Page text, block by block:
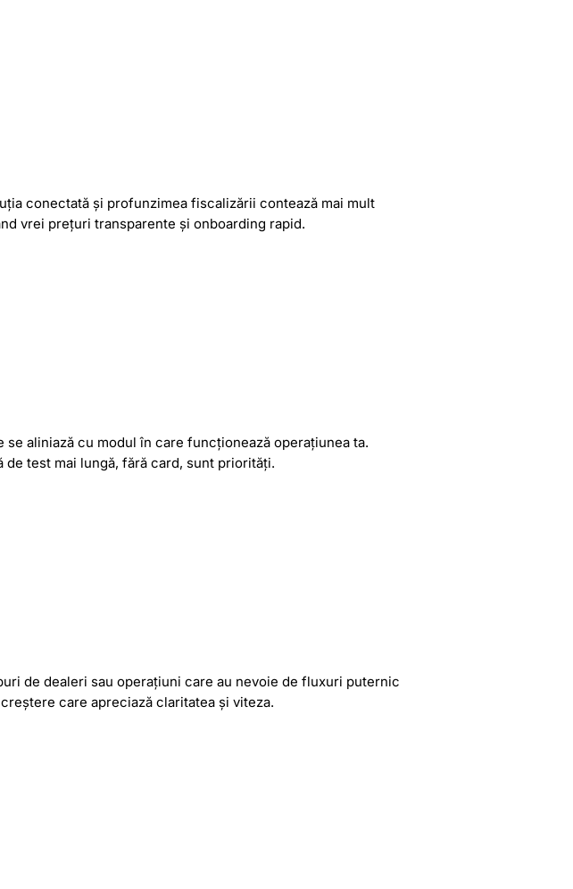
conectată și profunzimea fiscalizării contează mai mult
vrei prețuri transparente și onboarding rapid.
aliniază cu modul în care funcționează operațiunea ta.
test mai lungă, fără card, sunt priorități.
de dealeri sau operațiuni care au nevoie de fluxuri puternic
care apreciază claritatea și viteza.